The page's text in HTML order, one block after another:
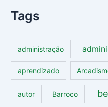
Tags
administração
aprendizado
autor Barroco